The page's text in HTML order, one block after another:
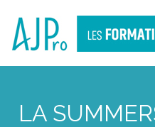
LA